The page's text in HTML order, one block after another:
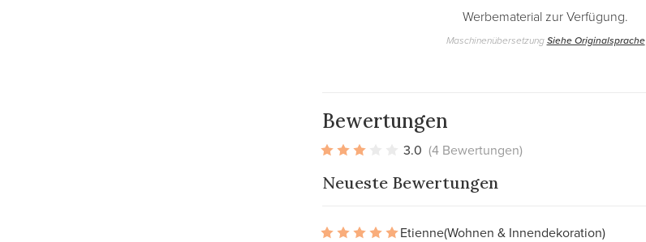
Werbematerial zur Verfügung.
MaschinenübersetzungSiehe Originalsprache
Bewertungen
3.0 (4 Bewertungen)
Neueste Bewertungen
Etienne(Wohnen & Innendekoration)